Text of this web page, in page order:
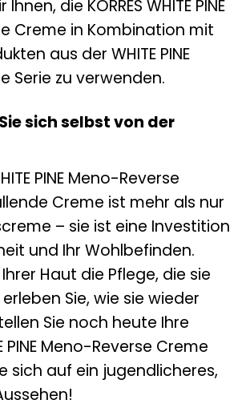
die KORRES WHITE PINE
Creme in Kombination mit
aus der WHITE PINE
Serie zu verwenden.
sich selbst von der
PINE Meno-Reverse
Creme ist mehr als nur
– sie ist eine Investition
und Ihr Wohlbefinden.
Haut die Pflege, die sie
Sie, wie sie wieder
Sie noch heute Ihre
PINE Meno-Reverse Creme
sich auf ein jugendlicheres,